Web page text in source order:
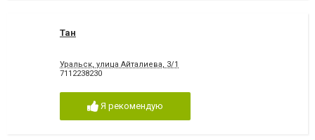
Тан
Уральск, улица Айталиева, 3/1
7112238230
Я рекомендую